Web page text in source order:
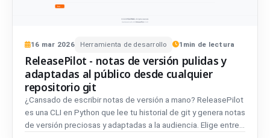
16 mar 2026 Herramienta de desarrollo 1 min de lectura
ReleasePilot - notas de versión pulidas y
adaptadas al público desde cualquier
repositorio git
¿Cansado de escribir notas de versión a mano? ReleasePilot
es una CLI en Python que lee tu historial de git y genera notas
de versión preciosas y adaptadas a la audiencia. Elige entre